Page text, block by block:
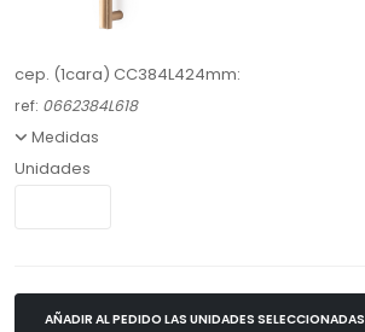
cep. (1cara) CC384L424mm:
ref: 0662384L618
Medidas
Unidades
AÑADIR AL PEDIDO LAS UNIDADES SELECCIONADAS